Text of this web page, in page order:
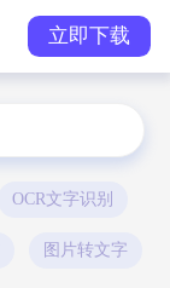
立即下载
OCR文字识别
图片转文字